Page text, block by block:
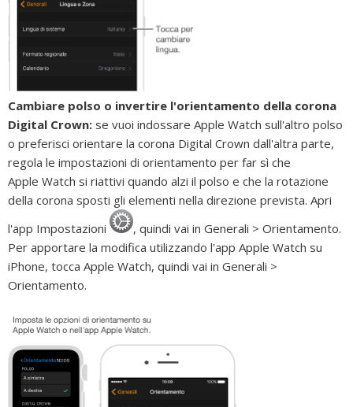
Cambiare polso o invertire l'orientamento della corona
Digital Crown: se vuoi indossare Apple Watch sull'altro polso
o preferisci orientare la corona Digital Crown dall'altra parte,
regola le impostazioni di orientamento per far sì che
Apple Watch si riattivi quando alzi il polso e che la rotazione
della corona sposti gli elementi nella direzione prevista. Apri
l'app Impostazioni
, quindi vai in Generali > Orientamento.
Per apportare la modifica utilizzando l'app Apple Watch su
iPhone, tocca Apple Watch, quindi vai in Generali >
Orientamento.